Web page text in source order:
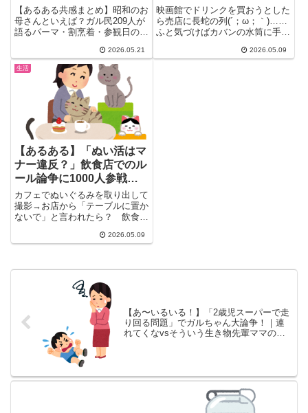
合い装備まで
【あるある共感まとめ】昭和のお
母さんといえば？ガル民209人が
語るパーマ・割烹着・参観日の気
歳でオバサンと呼ばれた時代と今
との違いも。懐かしくて思わず共
感の声が止まらない昭和のお母さ
んあるある厳選25選。
2026.05.21
3600ガル民が大討論｜
「健康理由OK」vs「ルー
ル違反は違反」本音まとめ
映画館でドリンクを買おうとした
ら売店に長蛇の列(´；ω；｀)……
ふと気づけばカバンの水筒に手が
2026.05.09
生活
【あるある】「ぬい活はマ
ナー違反？」飲食店でのル
ール論争に1000人参戦→
ガル民の総意が真っ当すぎ
た
カフェでぬいぐるみを取り出して
撮影→お店から「テーブルに置か
ないで」と言われたら？ 飲食店
2026.05.09
【あ〜いるいる！】「2歳児スーパーで走
り回る問題」でガルちゃん大論争！｜連
れてくなvsそういう生き物先輩ママの知